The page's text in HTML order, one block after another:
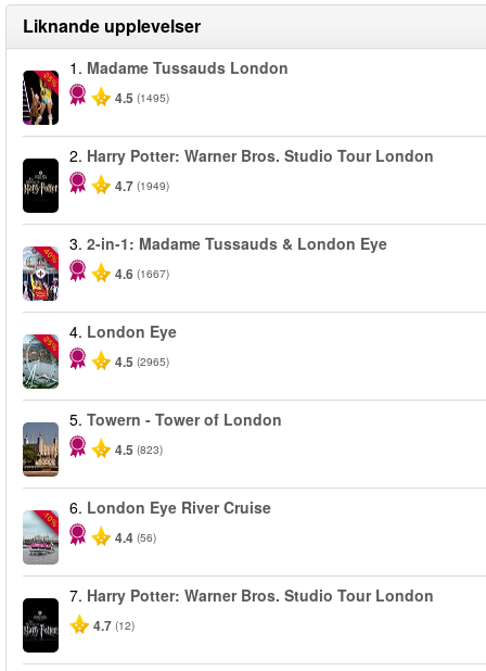
Liknande upplevelser
-25%
1. Madame Tussauds London
4.5 (1495)
2. Harry Potter: Warner Bros. Studio Tour London
4.7 (1949)
-40%
3. 2-in-1: Madame Tussauds & London Eye
4.6 (1667)
-25%
4. London Eye
4.5 (2965)
5. Towern - Tower of London
4.5 (823)
-10%
6. London Eye River Cruise
4.4 (56)
7. Harry Potter: Warner Bros. Studio Tour London
4.7 (12)